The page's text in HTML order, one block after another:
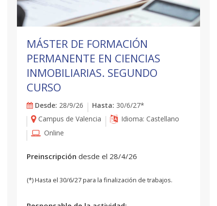
MÁSTER DE FORMACIÓN
PERMANENTE EN CIENCIAS
INMOBILIARIAS. SEGUNDO
CURSO
Desde: 28/9/26 Hasta: 30/6/27*
Campus de Valencia
Idioma: Castellano
Online
Preinscripción desde el 28/4/26
(*) Hasta el 30/6/27 para la finalización de trabajos.